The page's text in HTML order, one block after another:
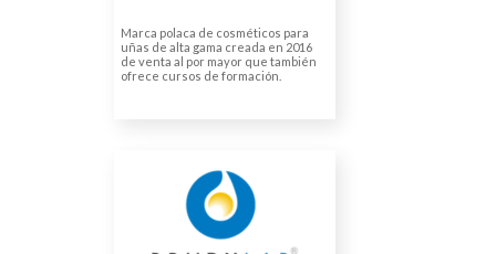
Marca polaca de cosméticos para
uñas de alta gama creada en 2016
de venta al por mayor que también
ofrece cursos de formación.
BRUDY COSMETICS
(BRUDY LAB, S.L.)
Traducciones para envases
de cosméticos